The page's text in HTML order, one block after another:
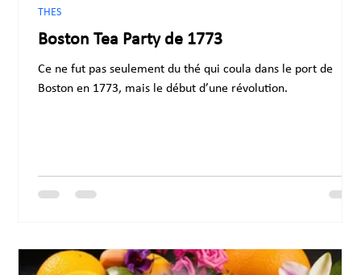
Boston Tea Party de 1773
Ce ne fut pas seulement du thé qui coula dans le port de
Boston en 1773, mais le début d’une révolution.
THES